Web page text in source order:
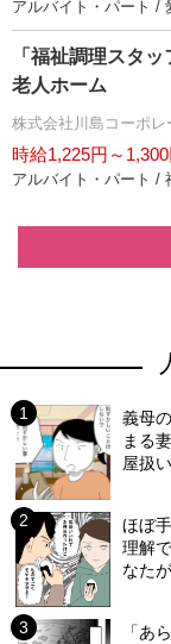
アルバイト・パート /
「福祉調理スタ
老人ホーム
株式会社川島コーポ
時給1,225円～
アルバイト・パート /
義母
まる
屋扱
ほぼ
理解
なた
「あ